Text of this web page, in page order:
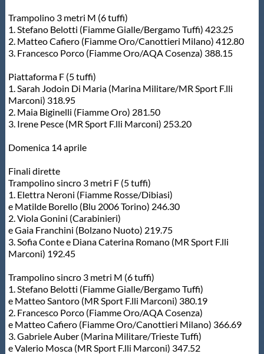
Trampolino 3 metri M (6 tuffi)
1. Stefano Belotti (Fiamme Gialle/Bergamo Tuffi) 423.25
2. Matteo Cafiero (Fiamme Oro/Canottieri Milano) 412.80
3. Francesco Porco (Fiamme Oro/AQA Cosenza) 388.15
Piattaforma F (5 tuffi)
1. Sarah Jodoin Di Maria (Marina Militare/MR Sport F.lli
Marconi) 318.95
2. Maia Biginelli (Fiamme Oro) 281.50
3. Irene Pesce (MR Sport F.lli Marconi) 253.20
Domenica 14 aprile
Finali dirette
Trampolino sincro 3 metri F (5 tuffi)
1. Elettra Neroni (Fiamme Rosse/Dibiasi)
e Matilde Borello (Blu 2006 Torino) 246.30
2. Viola Gonini (Carabinieri)
e Gaia Franchini (Bolzano Nuoto) 219.75
3. Sofia Conte e Diana Caterina Romano (MR Sport F.lli
Marconi) 192.45
Trampolino sincro 3 metri M (6 tuffi)
1. Stefano Belotti (Fiamme Gialle/Bergamo Tuffi)
e Matteo Santoro (MR Sport F.lli Marconi) 380.19
2. Francesco Porco (Fiamme Oro/AQA Cosenza)
e Matteo Cafiero (Fiamme Oro/Canottieri Milano) 366.69
3. Gabriele Auber (Marina Militare/Trieste Tuffi)
e Valerio Mosca (MR Sport F.lli Marconi) 347.52